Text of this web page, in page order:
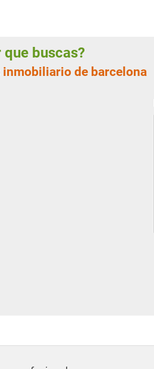
que buscas?
inmobiliario de barcelona